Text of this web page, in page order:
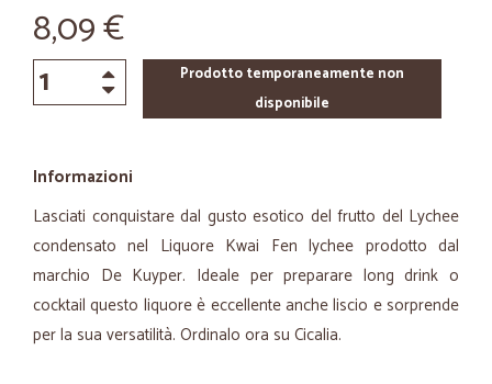
8,09 €
Prodotto temporaneamente non
disponibile
Informazioni
Lasciati conquistare dal gusto esotico del frutto del Lychee
condensato nel Liquore Kwai Fen lychee prodotto dal
marchio De Kuyper. Ideale per preparare long drink o
cocktail questo liquore è eccellente anche liscio e sorprende
per la sua versatilità. Ordinalo ora su Cicalia.